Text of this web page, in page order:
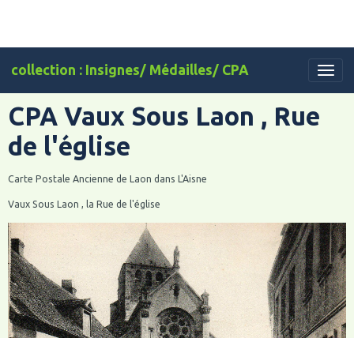
collection : Insignes/ Médailles/ CPA
CPA Vaux Sous Laon , Rue
de l'église
Carte Postale Ancienne de Laon dans L'Aisne
Vaux Sous Laon , la Rue de l'église